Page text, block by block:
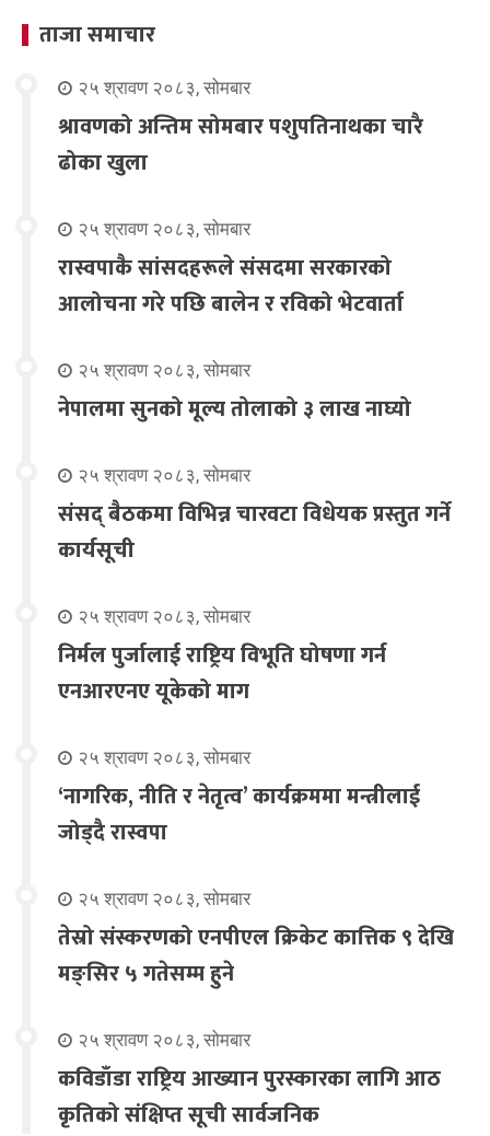
ताजा समाचार
२५ श्रावण २०८३, सोमबार
श्रावणको अन्तिम सोमबार पशुपतिनाथका चारै
ढोका खुला
२५ श्रावण २०८३, सोमबार
रास्वपाकै सांसदहरूले संसदमा सरकारको
आलोचना गरे पछि बालेन र रविको भेटवार्ता
२५ श्रावण २०८३, सोमबार
नेपालमा सुनको मूल्य तोलाको ३ लाख नाघ्यो
२५ श्रावण २०८३, सोमबार
संसद् बैठकमा विभिन्न चारवटा विधेयक प्रस्तुत गर्ने
कार्यसूची
२५ श्रावण २०८३, सोमबार
निर्मल पुर्जालाई राष्ट्रिय विभूति घोषणा गर्न
एनआरएनए यूकेको माग
२५ श्रावण २०८३, सोमबार
‘नागरिक, नीति र नेतृत्व’ कार्यक्रममा मन्त्रीलाई
जोड्दै रास्वपा
२५ श्रावण २०८३, सोमबार
तेस्रो संस्करणको एनपीएल क्रिकेट कात्तिक ९ देखि
मङ्सिर ५ गतेसम्म हुने
२५ श्रावण २०८३, सोमबार
कविडाँडा राष्ट्रिय आख्यान पुरस्कारका लागि आठ
कृतिको संक्षिप्त सूची सार्वजनिक